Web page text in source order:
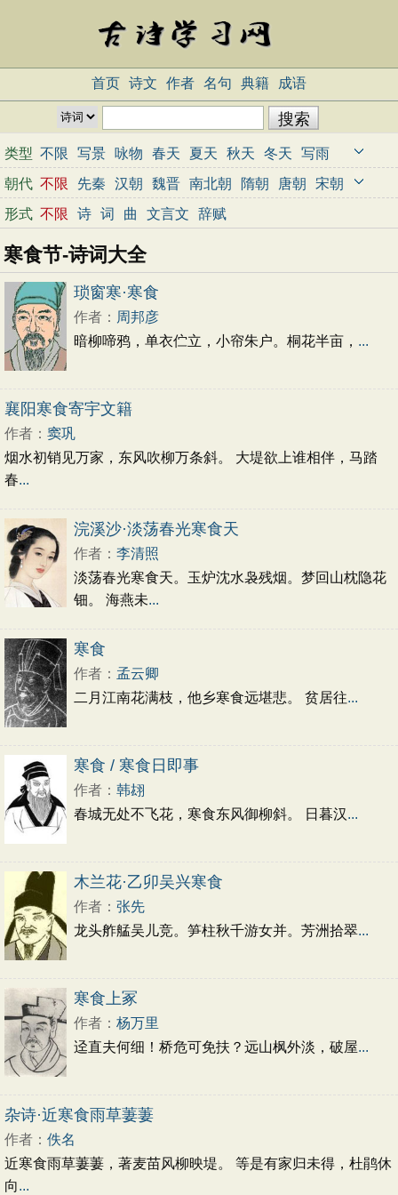
首页 诗文 作者 名句 典籍 成语
类型 不限 写景 咏物 春天 夏天 秋天 冬天
写雨
写雪
写风 写花 梅花 荷花 菊花 柳树
月亮
山水 写山 写水 长江 黄河 儿童 写鸟
写马
田园 边塞 地名 抒情 爱国 离别 送别 思乡
思念 爱情 励志
母亲 友情 战争 读书 惜时 婉约 豪放 诗经
民谣
节日 春节 元宵节
端午节
七夕节 中秋节
咏史怀古
宋词精选 小学古诗
初中古诗
初中文言文 高中文言文
唐诗三百首
朝代 不限 先秦 汉朝 魏晋 南北朝 隋朝 唐朝
宋朝
元朝
明朝 清朝 近代 当代
形式 不限 诗 词 曲 文言文 辞赋
寒食节-诗词大全
琐窗寒·寒食
作者： 周邦彦
暗柳啼鸦，单衣伫立，小帘朱户。桐花半亩， ...
襄阳寒食寄宇文籍
作者： 窦巩
烟水初销见万家，东风吹柳万条斜。 大堤欲上谁相伴，马踏
春...
浣溪沙·淡荡春光寒食天
作者： 李清照
淡荡春光寒食天。玉炉沈水袅残烟。梦回山枕隐花
钿。 海燕未...
寒食
作者： 孟云卿
二月江南花满枝，他乡寒食远堪悲。 贫居往...
寒食 / 寒食日即事
作者： 韩翃
春城无处不飞花，寒食东风御柳斜。 日暮汉...
木兰花·乙卯吴兴寒食
作者： 张先
龙头舴艋吴儿竞。笋柱秋千游女并。芳洲拾翠...
寒食上冢
作者： 杨万里
迳直夫何细！桥危可免扶？远山枫外淡，破屋...
杂诗·近寒食雨草萋萋
作者： 佚名
近寒食雨草萋萋，著麦苗风柳映堤。 等是有家归未得，杜鹃休
向...